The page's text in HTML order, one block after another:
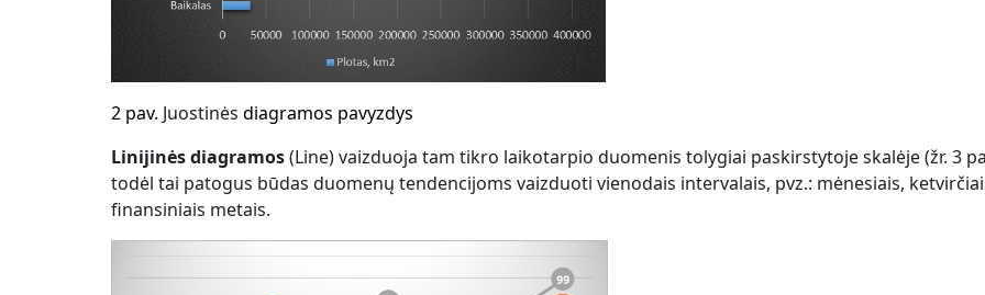
2 pav. Juostinės diagramos pavyzdys
Linijinės diagramos(Line) vaizduoja tam tikro laikotarpio duomenis tolygiai paskirstytoje skalėje (žr. 3
todėl tai patogus būdas duomenų tendencijoms vaizduoti vienodais intervalais, pvz.: mėnesiais,
finansiniais metais.